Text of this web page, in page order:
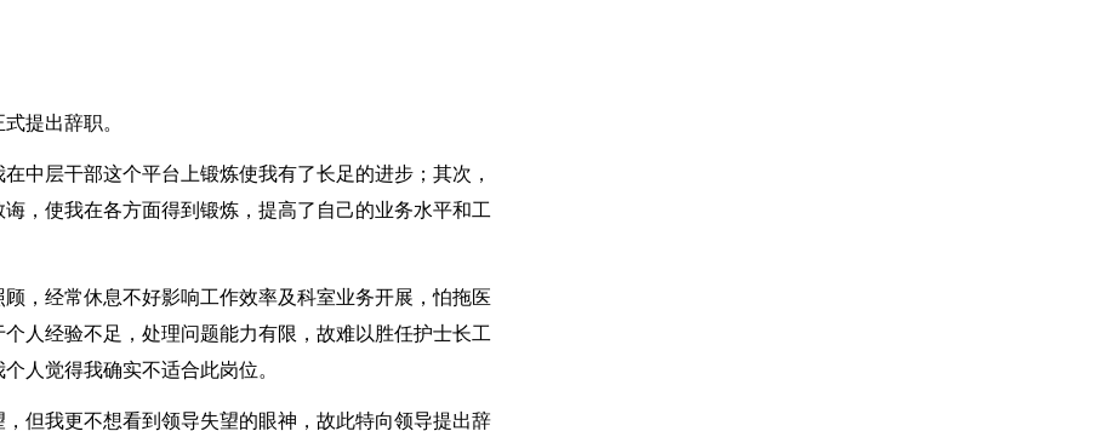
提出辞职。
中层干部这个平台上锻炼使我有了长足的进步；其次，
，使我在各方面得到锻炼，提高了自己的业务水平和工
，经常休息不好影响工作效率及科室业务开展，怕拖医
人经验不足，处理问题能力有限，故难以胜任护士长工
人觉得我确实不适合此岗位。
但我更不想看到领导失望的眼神，故此特向领导提出辞